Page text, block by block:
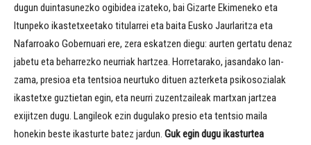
dugun duintasunezko ogibidea izateko, bai Gizarte Ekimeneko eta
Itunpeko ikastetxeetako titularrei eta baita Eusko Jaurlaritza eta
Nafarroako Gobernuari ere, zera eskatzen diegu: aurten gertatu denaz
jabetu eta beharrezko neurriak hartzea. Horretarako, jasandako lan-
zama, presioa eta tentsioa neurtuko dituen azterketa psikosozialak
ikastetxe guztietan egin, eta neurri zuzentzaileak martxan jartzea
exijitzen dugu. Langileok ezin dugulako presio eta tentsio maila
honekin beste ikasturte batez jardun. Guk egin dugu ikasturtea